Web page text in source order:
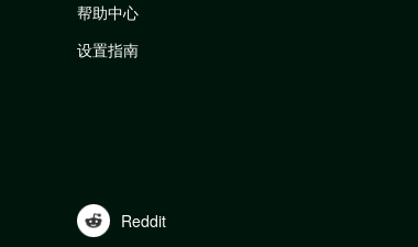
帮助中心
设置指南
Reddit